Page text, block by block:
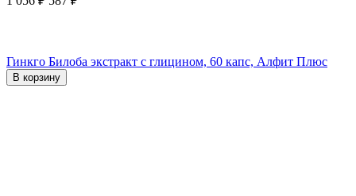
Гинкго Билоба экстракт с глицином, 60 капс, Алфит Плюс
В корзину